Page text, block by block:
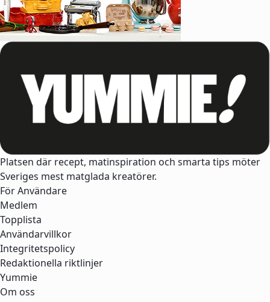
Platsen där recept, matinspiration och smarta tips möter
Sveriges mest matglada kreatörer.
För Användare
Medlem
Topplista
Användarvillkor
Integritetspolicy
Redaktionella riktlinjer
Yummie
Om oss